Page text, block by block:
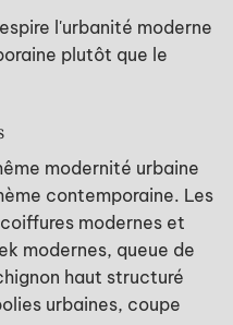
l'urbanité moderne
plutôt que le
modernité urbaine
contemporaine. Les
modernes et
modernes, queue de
haut structuré
urbaines, coupe